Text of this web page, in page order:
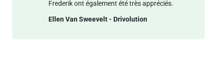
Frederik ont également été très appréciés.
Ellen Van Sweevelt - Drivolution